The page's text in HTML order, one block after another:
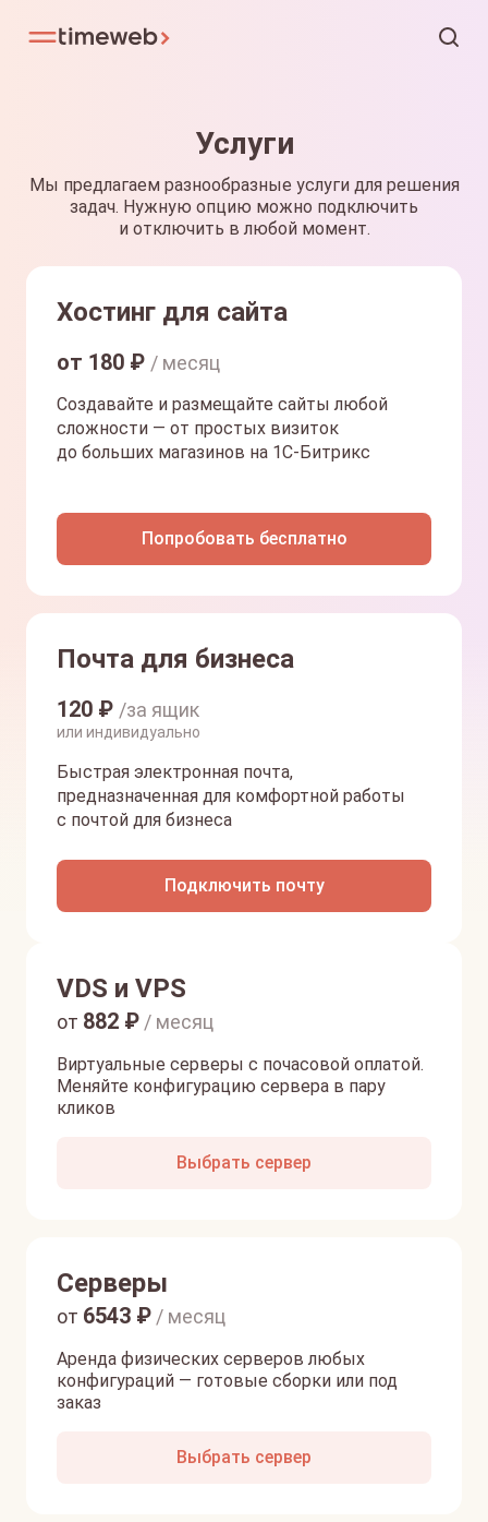
Услуги
Мы предлагаем разнообразные услуги для решения
задач. Нужную опцию можно подключить
и отключить в любой момент.
Хостинг для сайта
от 180 ₽ / месяц
Создавайте и размещайте сайты любой
сложности — от простых визиток
до больших магазинов на 1С-Битрикс
Попробовать бесплатно
Почта для бизнеса
120 ₽ /за ящик
или индивидуально
Быстрая электронная почта,
предназначенная для комфортной работы
с почтой для бизнеса
Подключить почту
VDS и VPS
Виртуальные серверы с почасовой оплатой.
Меняйте конфигурацию сервера в пару
кликов
от 882 ₽ / месяц
Выбрать сервер
Серверы
Аренда физических серверов любых
конфигураций — готовые сборки или под
заказ
от 6543 ₽ / месяц
Выбрать сервер